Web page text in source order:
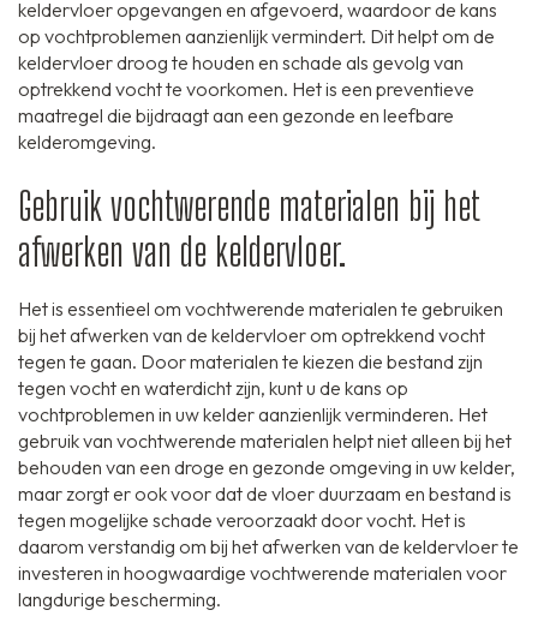
keldervloer opgevangen en afgevoerd, waardoor de kans
op vochtproblemen aanzienlijk vermindert. Dit helpt om de
keldervloer droog te houden en schade als gevolg van
optrekkend vocht te voorkomen. Het is een preventieve
maatregel die bijdraagt aan een gezonde en leefbare
kelderomgeving.
Gebruik vochtwerende materialen bij het
afwerken van de keldervloer.
Het is essentieel om vochtwerende materialen te gebruiken
bij het afwerken van de keldervloer om optrekkend vocht
tegen te gaan. Door materialen te kiezen die bestand zijn
tegen vocht en waterdicht zijn, kunt u de kans op
vochtproblemen in uw kelder aanzienlijk verminderen. Het
gebruik van vochtwerende materialen helpt niet alleen bij het
behouden van een droge en gezonde omgeving in uw kelder,
maar zorgt er ook voor dat de vloer duurzaam en bestand is
tegen mogelijke schade veroorzaakt door vocht. Het is
daarom verstandig om bij het afwerken van de keldervloer te
investeren in hoogwaardige vochtwerende materialen voor
langdurige bescherming.